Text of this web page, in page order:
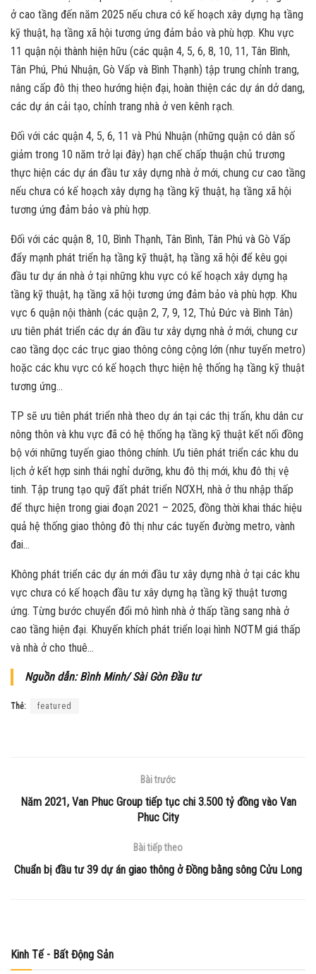
ở cao tầng đến năm 2025 nếu chưa có kế hoạch xây dựng hạ tầng
kỹ thuật, hạ tầng xã hội tương ứng đảm bảo và phù hợp. Khu vực
11 quận nội thành hiện hữu (các quận 4, 5, 6, 8, 10, 11, Tân Bình,
Tân Phú, Phú Nhuận, Gò Vấp và Bình Thạnh) tập trung chỉnh trang,
nâng cấp đô thị theo hướng hiện đại, hoàn thiện các dự án dở dang,
các dự án cải tạo, chỉnh trang nhà ở ven kênh rạch.
Đối với các quận 4, 5, 6, 11 và Phú Nhuận (những quận có dân số
giảm trong 10 năm trở lại đây) hạn chế chấp thuận chủ trương
thực hiện các dự án đầu tư xây dựng nhà ở mới, chung cư cao tầng
nếu chưa có kế hoạch xây dựng hạ tầng kỹ thuật, hạ tầng xã hội
tương ứng đảm bảo và phù hợp.
Đối với các quận 8, 10, Bình Thạnh, Tân Bình, Tân Phú và Gò Vấp
đẩy mạnh phát triển hạ tầng kỹ thuật, hạ tầng xã hội để kêu gọi
đầu tư dự án nhà ở tại những khu vực có kế hoạch xây dựng hạ
tầng kỹ thuật, hạ tầng xã hội tương ứng đảm bảo và phù hợp. Khu
vực 6 quận nội thành (các quận 2, 7, 9, 12, Thủ Đức và Bình Tân)
ưu tiên phát triển các dự án đầu tư xây dựng nhà ở mới, chung cư
cao tầng dọc các trục giao thông công cộng lớn (như tuyến metro)
hoặc các khu vực có kế hoạch thực hiện hệ thống hạ tầng kỹ thuật
tương ứng…
TP sẽ ưu tiên phát triển nhà theo dự án tại các thị trấn, khu dân cư
nông thôn và khu vực đã có hệ thống hạ tầng kỹ thuật kết nối đồng
bộ với những tuyến giao thông chính. Ưu tiên phát triển các khu du
lịch ở kết hợp sinh thái nghỉ dưỡng, khu đô thị mới, khu đô thị vệ
tinh. Tập trung tạo quỹ đất phát triển NƠXH, nhà ở thu nhập thấp
để thực hiện trong giai đoạn 2021 – 2025, đồng thời khai thác hiệu
quả hệ thống giao thông đô thị như các tuyến đường metro, vành
đai…
Không phát triển các dự án mới đầu tư xây dựng nhà ở tại các khu
vực chưa có kế hoạch đầu tư xây dựng hạ tầng kỹ thuật tương
ứng. Từng bước chuyển đổi mô hình nhà ở thấp tầng sang nhà ở
cao tầng hiện đại. Khuyến khích phát triển loại hình NƠTM giá thấp
và nhà ở cho thuê…
Nguồn dẫn: Bình Minh/ Sài Gòn Đầu tư
Thẻ: featured
Bài trước
Năm 2021, Van Phuc Group tiếp tục chi 3.500 tỷ đồng vào Van
Phuc City
Bài tiếp theo
Chuẩn bị đầu tư 39 dự án giao thông ở Đồng bằng sông Cửu Long
Kinh Tế - Bất Động Sản